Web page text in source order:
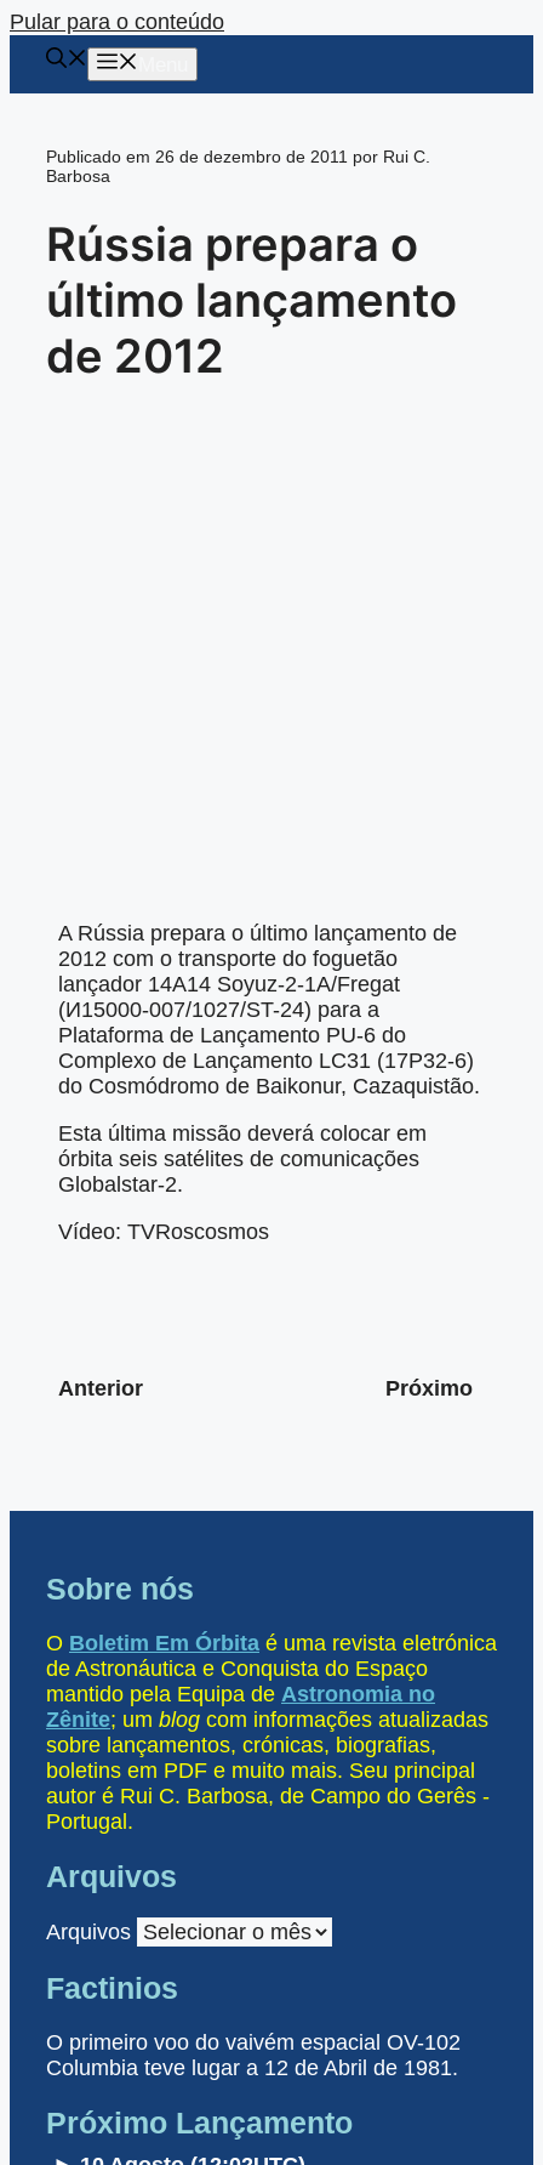
Pular para o conteúdo
Publicado em 26 de dezembro de 2011 por Rui C.
Barbosa
Rússia prepara o
último lançamento
de 2012
A Rússia prepara o último lançamento de
2012 com o transporte do foguetão
lançador 14A14 Soyuz-2-1A/Fregat
(И15000-007/1027/ST-24) para a
Plataforma de Lançamento PU-6 do
Complexo de Lançamento LC31 (17P32-6)
do Cosmódromo de Baikonur, Cazaquistão.
Esta última missão deverá colocar em
órbita seis satélites de comunicações
Globalstar-2.
Vídeo: TVRoscosmos
Anterior Próximo
Sobre nós
O Boletim Em Órbita é uma revista eletrónica
de Astronáutica e Conquista do Espaço
mantido pela Equipa de Astronomia no
Zênite; um blog com informações atualizadas
sobre lançamentos, crónicas, biografias,
boletins em PDF e muito mais. Seu principal
autor é Rui C. Barbosa, de Campo do Gerês -
Portugal.
Arquivos
Arquivos
Factinios
O primeiro voo do vaivém espacial OV-102
Columbia teve lugar a 12 de Abril de 1981.
Próximo Lançamento